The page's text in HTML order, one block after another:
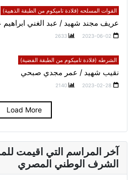
القوات المسلحه (قلادة تاميكوم من الطبقة الذهبية)
عريف مجند شهيد / عبد الغني ابراهيم
2023-06-02
2633
الشرطه (قلادة تاميكوم من الطبقة الفضية)
نقيب شهيد / عمر مجدي صبحي
2023-02-28
2140
Load More
آخر المراسم التي اقيمت
الشرف الوطني المصري